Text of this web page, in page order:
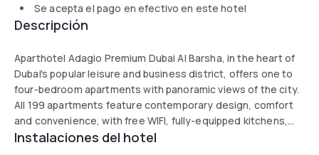
Se acepta el pago en efectivo en este hotel
Descripción
Aparthotel Adagio Premium Dubai Al Barsha, in the heart of
Dubai's popular leisure and business district, offers one to
four-bedroom apartments with panoramic views of the city.
All 199 apartments feature contemporary design, comfort
and convenience, with free WIFI, fully-equipped kitchens,
and laundry facilities. At the adjacent Novotel al Barsha,
Instalaciones del hotel